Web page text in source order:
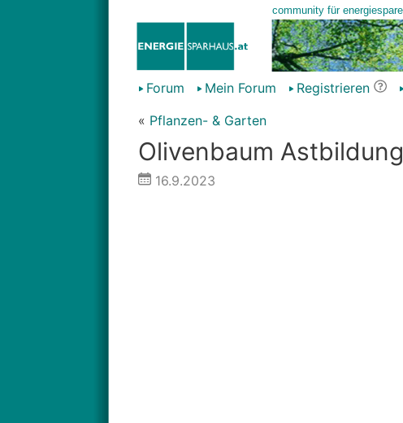
Forum Mein Forum Registrieren
« Pflanzen- & Garten
Olivenbaum Astbildung
16.9.2023